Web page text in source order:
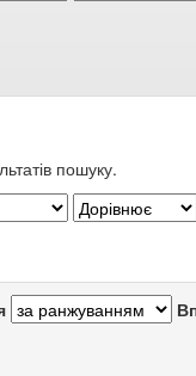
пошуку.